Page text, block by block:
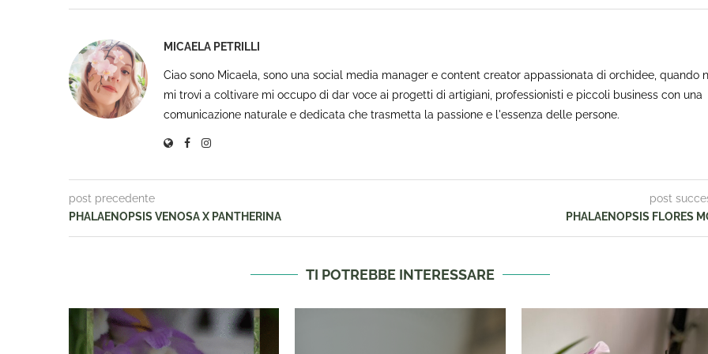
MICAELA PETRILLI
Ciao sono Micaela, sono una social media manager e content creator appassionata di orchidee, quando
mi trovi a coltivare mi occupo di dar voce ai progetti di artigiani, professionisti e piccoli business con una
comunicazione naturale e dedicata che trasmetta la passione e l'essenza delle persone.
post precedente
PHALAENOPSIS VENOSA X PANTHERINA
post
PHALAENOPSIS FLORES
TI POTREBBE INTERESSARE